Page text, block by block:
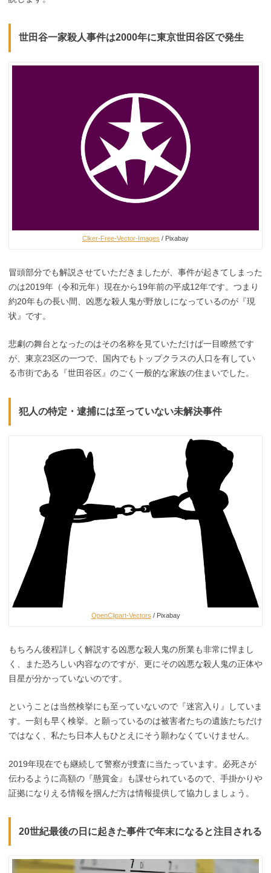
世田谷一家殺人事件は2000年に東京世田谷区で発生
Clker-Free-Vector-Images / Pixabay
冒頭部分でも解説させていただきましたが、事件が起きてしまった
のは2019年（令和元年）現在から19年前の平成12年です。つまり
約20年もの長い間、凶悪な殺人鬼が野放しになっているのが『現
状』です。
悲劇の舞台となったのはその名称を見ていただけば一目瞭然です
が、東京23区の一つで、国内でもトップクラスの人口を有してい
る市街である『世田谷区』のごく一般的な家族の住まいでした。
犯人の特定・逮捕には至っていない未解決事件
OpenClipart-Vectors / Pixabay
もちろん後程詳しく解説する凶悪な殺人鬼の所業も非常に悍まし
く、また恐ろしい内容なのですが、更にその凶悪な殺人鬼の正体や
目星が分かっていないのです。
ということは当然検挙にも至っていないので『迷宮入り』していま
す。一刻も早く検挙。と願っているのは被害者たちの遺族たちだけ
ではなく、私たち日本人もひとえにそう願わなくていけません。
2019年現在でも継続して警察が捜査に当たっています。必死さが
伝わるように高額の『懸賞金』も課せられているので、手掛かりや
証拠になりえる情報を掴んだ方は情報提供して協力しましょう。
20世紀最後の日に起きた事件で年末になると注目される